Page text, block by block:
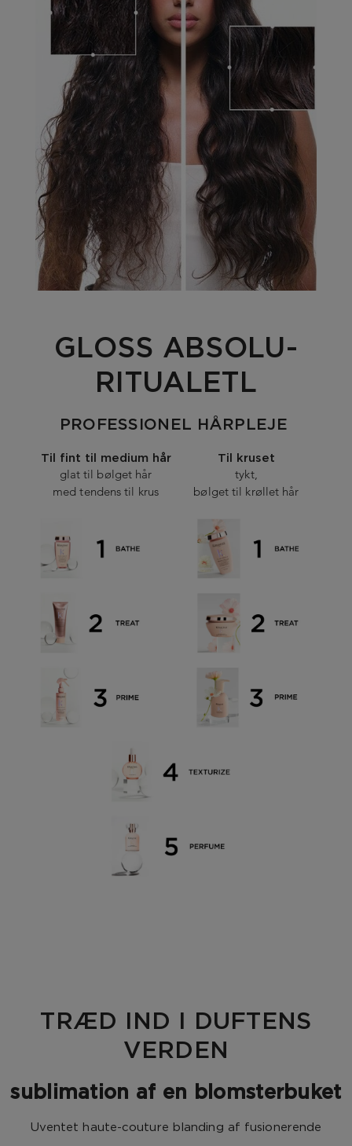
GLOSS ABSOLU-
RITUALETL
PROFESSIONEL HÅRPLEJE
Til fint til medium hår Til kruset
glat til bølget hår
med tendens til krus
tykt,
bølget til krøllet hår
TRÆD IND I DUFTENS
VERDEN
sublimation af en blomsterbuket
Uventet haute-couture blanding af fusionerende